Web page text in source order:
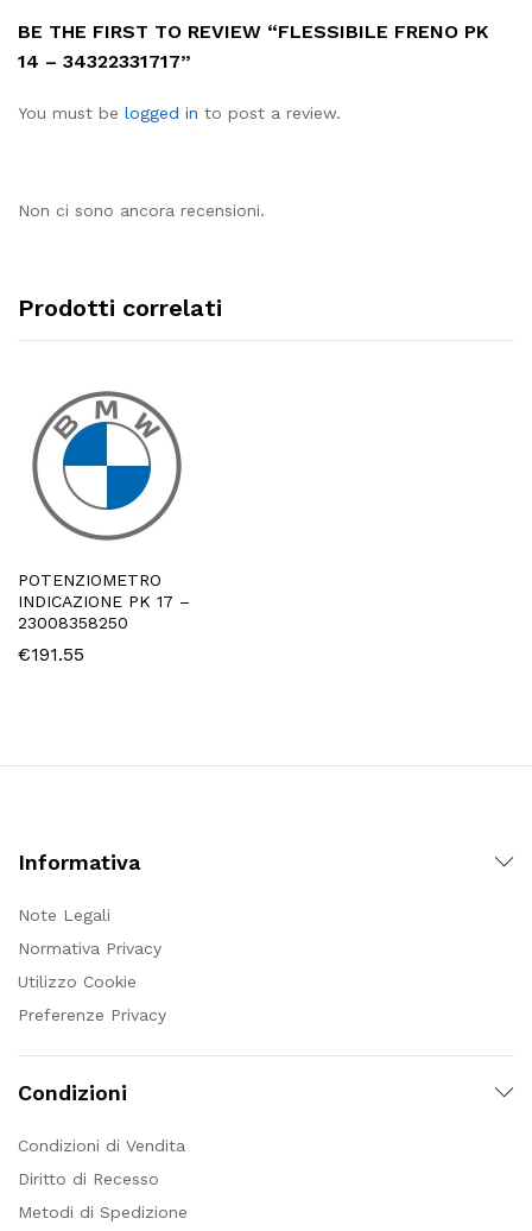
BE THE FIRST TO REVIEW “FLESSIBILE FRENO PK
14 – 34322331717”
You must be logged in to post a review.
Non ci sono ancora recensioni.
Prodotti correlati
POTENZIOMETRO
INDICAZIONE PK 17 –
23008358250
€191.55
Informativa
Note Legali
Normativa Privacy
Utilizzo Cookie
Preferenze Privacy
Condizioni
Condizioni di Vendita
Diritto di Recesso
Metodi di Spedizione